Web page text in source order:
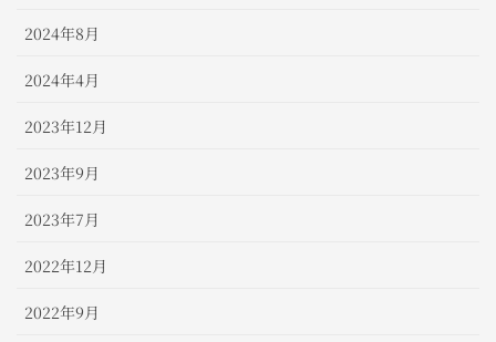
2024年8月
2024年4月
2023年12月
2023年9月
2023年7月
2022年12月
2022年9月